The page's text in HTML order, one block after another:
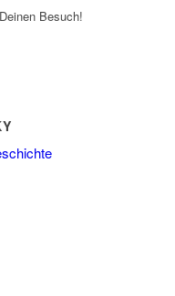
Besuch!